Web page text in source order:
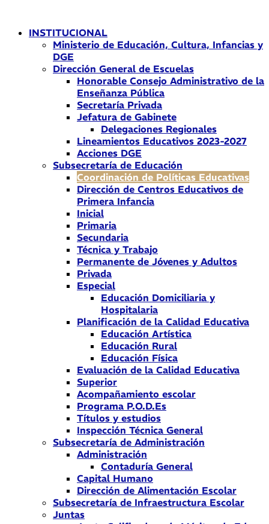
contenidoINSTITUCIONAL
Ministerio de Educación, Cultura, Infancias y
DGE
Dirección General de Escuelas
Honorable Consejo Administrativo de la
Enseñanza Pública
Secretaría Privada
Jefatura de Gabinete
Delegaciones Regionales
Lineamientos Educativos 2023-2027
Acciones DGE
Subsecretaría de Educación
Coordinación de Políticas Educativas
Dirección de Centros Educativos de
Primera Infancia
Inicial
Primaria
Secundaria
Técnica y Trabajo
Permanente de Jóvenes y Adultos
Privada
Especial
Educación Domiciliaria y
Hospitalaria
Planificación de la Calidad Educativa
Educación Artística
Educación Rural
Educación Física
Evaluación de la Calidad Educativa
Superior
Acompañamiento escolar
Programa P.O.D.Es
Títulos y estudios
Inspección Técnica General
Subsecretaría de Administración
Administración
Contaduría General
Capital Humano
Dirección de Alimentación Escolar
Subsecretaría de Infraestructura Escolar
Juntas